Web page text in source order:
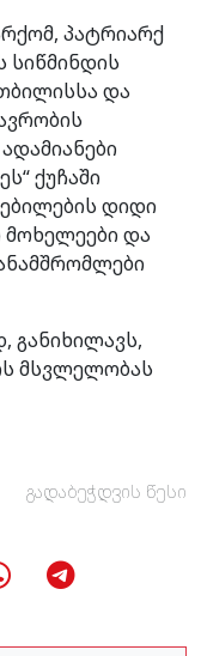
პატრიარქ
სიწმინდის
და
ქუჩაში
დიდი
და
განიხილავს,
მსვლელობას
გადაბეჭდვის წესი